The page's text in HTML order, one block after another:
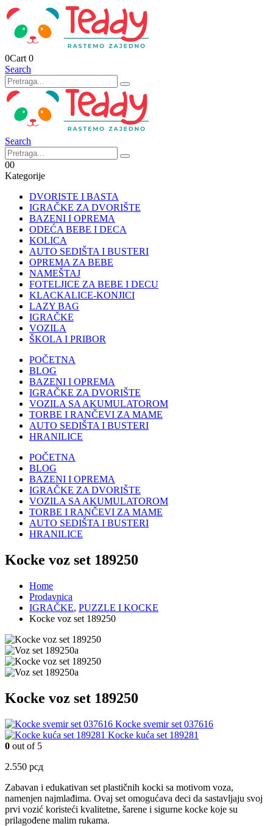
0Cart 0
Search
Search
00
Kategorije
DVORISTE I BASTA
IGRAČKE ZA DVORIŠTE
BAZENI I OPREMA
ODEĆA BEBE I DECA
KOLICA
AUTO SEDIŠTA I BUSTERI
OPREMA ZA BEBE
NAMEŠTAJ
FOTELJICE ZA BEBE I DECU
KLACKALICE-KONJICI
LAZY BAG
IGRAČKE
VOZILA
ŠKOLA I PRIBOR
POČETNA
BLOG
BAZENI I OPREMA
IGRAČKE ZA DVORIŠTE
VOZILA SA AKUMULATOROM
TORBE I RANČEVI ZA MAME
AUTO SEDIŠTA I BUSTERI
HRANILICE
POČETNA
BLOG
BAZENI I OPREMA
IGRAČKE ZA DVORIŠTE
VOZILA SA AKUMULATOROM
TORBE I RANČEVI ZA MAME
AUTO SEDIŠTA I BUSTERI
HRANILICE
Kocke voz set 189250
Home
Prodavnica
IGRAČKE, PUZZLE I KOCKE
Kocke voz set 189250
Kocke voz set 189250
Kocke svemir set 037616
Kocke kuća set 189281
0 out of 5
2.550 рсд
Zabavan i edukativan set plastičnih kocki sa motivom voza,
namenjen najmlađima. Ovaj set omogućava deci da sastavljaju svoj
prvi vozić koristeći kvalitetne, šarene i sigurne kocke koje su
prilagođene malim rukama.